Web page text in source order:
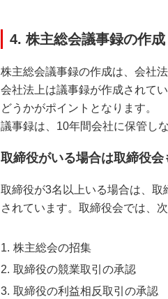
4. 株主総会議事録の作成
株主総会議事録の作成は、会社
会社法上は議事録が作成されて
どうかがポイントとなります。
議事録は、10年間会社に保管し
取締役がいる場合は取締役会
取締役が3名以上いる場合は、
されています。取締役会では、
株主総会の招集
取締役の競業取引の承認
取締役の利益相反取引の承認